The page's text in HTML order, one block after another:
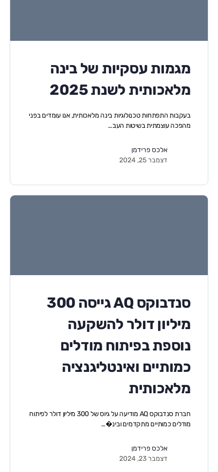
מגמות עסקיות של בינה
מלאכותית לשנת 2025
בעקבות התפתחות טכנולוגיות בינה מלאכותית, אנו עומדים בפני
מהפכה עוצמתית בשיטות העב…
אלכס פרידמן
דצמבר 25, 2024
סנדבוקס AQ גייסה 300
מיליון דולר להשקעה
נוספת בפיתוח מודלים
כמותיים ואינטליגנציה
מלאכותית
חברת סנדבוקס AQ מודיעה על גיוס של 300 מיליון דולר לפיתוח
מודלים כמותיים מתקדמים ובינ�…
אלכס פרידמן
דצמבר 23, 2024